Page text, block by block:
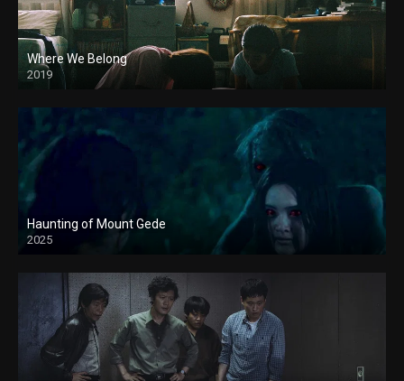
Where We Belong
2019
Haunting of Mount Gede
2025